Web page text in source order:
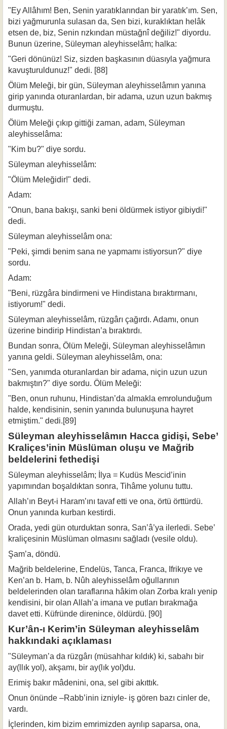
"Ey Allâhım! Ben, Senin yaratıklarından bir yaratık’ım. Sen,
bizi yağmurunla sulasan da, Sen bizi, kuraklıktan helâk
etsen de, biz, Senin rızkından müstağnî değiliz!" diyordu.
Bunun üzerine, Süleyman aleyhisselâm; halka:
"Geri dönünüz! Siz, sizden başkasının düasıyla yağmura
kavuşturuldunuz!" dedi. [88]
Ölüm Meleği, bir gün, Süleyman aleyhisselâmın yanına
girip yanında oturan­lardan, bir adama, uzun uzun bakmış
durmuştu.
Ölüm Meleği çıkıp gittiği zaman, adam, Süleyman
aleyhisselâma:
"Kim bu?" diye sordu.
Süleyman aleyhisselâm:
"Ölüm Meleğidir!" dedi.
Adam:
"Onun, bana bakışı, sanki beni öldürmek istiyor gibiydi!"
dedi.
Süleyman aleyhisselâm ona:
"Peki, şimdi benim sana ne yapmamı istiyorsun?" diye
sordu.
Adam:
"Beni, rüzgâra bindirmeni ve Hindistana bıraktırmanı,
istiyorum!" dedi.
Süleyman aleyhisselâm, rüzgârı çağırdı. Adamı, onun
üzerine bindirip Hindis­tan’a bıraktırdı.
Bundan sonra, Ölüm Meleği, Süleyman aleyhisselâmın
yanına geldi. Süleyman aleyhisselâm, ona:
"Sen, yanımda oturanlardan bir adama, niçin uzun uzun
bakmıştın?" diye sor­du. Ölüm Meleği:
"Ben, onun ruhunu, Hindistan’da almakla emrolunduğum
halde, kendisinin, senin yanında bulunuşuna hayret
etmiştim." dedi.[89]
Süleyman aleyhisselâmın Hacca gidişi, Sebe’
Kraliçes’inin Müslüman oluşu ve Mağrib
beldelerini fethedişi
Süleyman aleyhisselâm; İlya = Kudüs Mescid’inin
yapımından boşaldıktan son­ra, Tihâme yolunu tuttu.
Allah’ın Beyt-i Haram’ını tavaf etti ve ona, örtü örttürdü.
Onun yanında kurban kestirdi.
Orada, yedi gün oturduktan sonra, San’â’ya ilerledi. Sebe’
kraliçesinin Müslü­man olmasını sağladı (vesile oldu).
Şam’a, döndü.
Mağrib beldelerine, Endelüs, Tanca, Franca, Ifrikıye ve
Ken’an b. Ham, b. Nûh aleyhisselâm oğullarının
beldelerinden olan taraflarına hâkim olan Zorba kralı ye­nip
kendisini, bir olan Allah’a imana ve putları bırakmağa
davet etti. Küfründe direnince, öldürdü. [90]
Kur’ân-ı Kerim’in Süleyman aleyhisselâm
hakkındaki açıklaması
"Süleyman’a da rüzgârı (müsahhar kıldık) ki, sabahı bir
ay(llık yol), akşamı, bir ay(lık yol)du.
Erimiş bakır mâdenini, ona, sel gibi akıttık.
Onun önünde –Rabb’inin izniyle- iş gören bazı cinler de,
vardı.
İçlerinden, kim bizim emrimizden ayrılıp saparsa, ona,